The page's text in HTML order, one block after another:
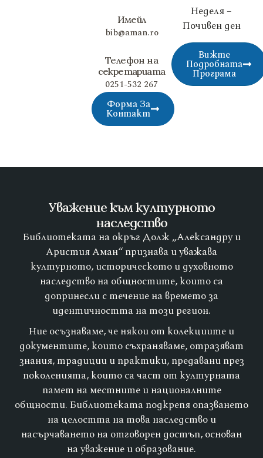
Неделя –
Почивен ден
Вижте
Подробната
Програма
Имейл
bib@aman.ro
Телефон на
секретариата
0251-532 267
Форма За
Контакт
Уважение към културното
наследство
Библиотеката на окръг Долж „Александру и
Аристия Аман“ признава и уважава
културното, историческото и духовното
наследство на общностите, които са
допринесли с течение на времето за
идентичността на този регион.
Ние осъзнаваме, че някои от колекциите и
документите, които съхраняваме, отразяват
знания, традиции и практики, предавани през
поколенията, които са част от културната
памет на местните и националните
общности. Библиотеката подкрепя опазването
на целостта на това наследство и
насърчаването на отговорен достъп, основан
на уважение и образование.